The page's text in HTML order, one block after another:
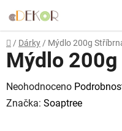
na
obsah
Domů
/ Dárky / Mýdlo 200g
Mýdlo
Průměrné
hodnocení
Neohodnoceno
Značka: Soaptree